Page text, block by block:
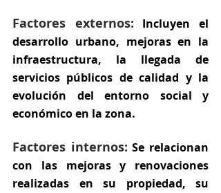
Factores externos:
Incluyen el
desarrollo urbano, mejoras en la
infraestructura, la llegada de
servicios públicos de calidad y la
evolución del entorno social y
económico en la zona.
Factores internos: Se relacionan
con las mejoras y renovaciones
realizadas en su propiedad, su